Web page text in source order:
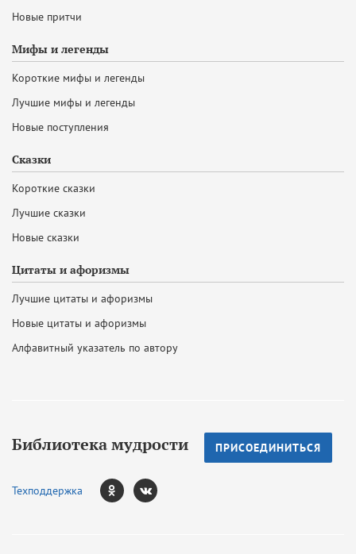
Новые притчи
Мифы и легенды
Короткие мифы и легенды
Лучшие мифы и легенды
Новые поступления
Сказки
Короткие сказки
Лучшие сказки
Новые сказки
Цитаты и афоризмы
Лучшие цитаты и афоризмы
Новые цитаты и афоризмы
Алфавитный указатель по автору
Библиотека мудрости ПРИСОЕДИНИТЬСЯ
Техподдержка